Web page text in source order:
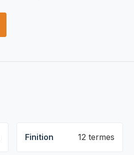
Finition 12 termes